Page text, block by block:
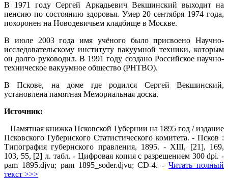
В 1971 году Сергей Аркадьевич Векшинский выходит на
пенсию по состоянию здоровья. Умер 20 сентября 1974 года,
похоронен на Новодевичьем кладбище в Москве.
В июле 2003 года имя учёного было присвоено Научно-
исследовательскому институту вакуумной техники, которым
он долго руководил. В 1991 году создано Российское научно-
техническое вакуумное общество (РНТВО).
В Пскове, на доме где родился Сергей Векшинский,
установлена памятная Мемориальная доска.
Источник:
Памятная книжка Псковской Губернии на 1895 год / издание
Псковского Губернского Статистического комитета. - Псков :
Типография губернского правления, 1895. - XIII, [21], 169,
103, 55, [2] л. табл. - Цифровая копия с разрешением 300 dpi. -
pam 1895.djvu; pam 1895_soder.djvu; CD-4. -Читать полный
текст >>>